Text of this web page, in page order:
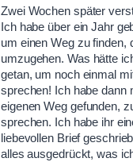
Zwei Wochen später
Ich habe über ein Jahr
um einen Weg zu finden,
umzugehen. Was hätte
getan, um noch einmal
sprechen! Ich habe dann
eigenen Weg gefunden,
sprechen. Ich habe ihr
liebevollen Brief
alles ausgedrückt, was